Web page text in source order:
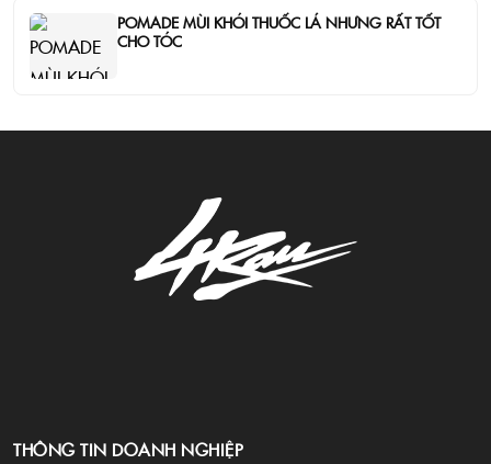
POMADE MÙI KHÓI THUỐC LÁ NHƯNG RẤT TỐT
CHO TÓC
THÔNG TIN DOANH NGHIỆP